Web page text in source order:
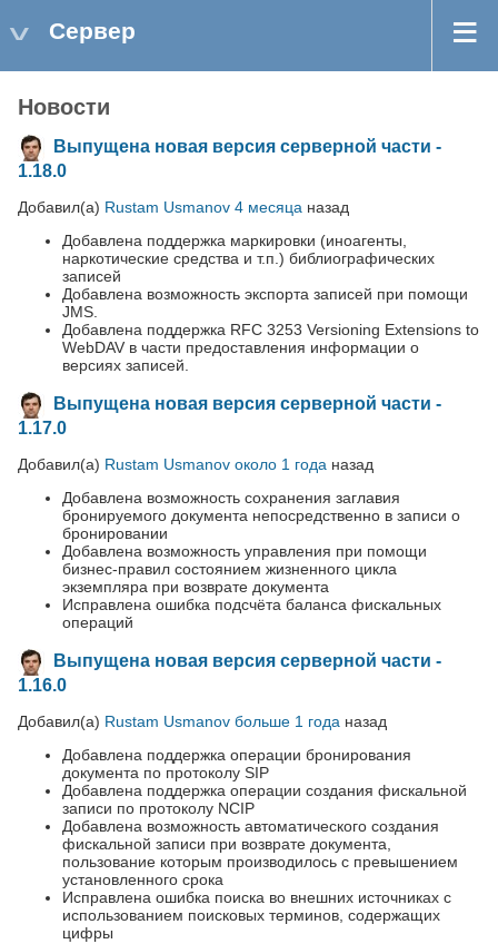
Сервер
Новости
Выпущена новая версия серверной части -
1.18.0
Добавил(а) Rustam Usmanov 4 месяца назад
Добавлена поддержка маркировки (иноагенты,
наркотические средства и т.п.) библиографических
записей
Добавлена возможность экспорта записей при помощи
JMS.
Добавлена поддержка RFC 3253 Versioning Extensions to
WebDAV в части предоставления информации о
версиях записей.
Выпущена новая версия серверной части -
1.17.0
Добавил(а) Rustam Usmanov около 1 года назад
Добавлена возможность сохранения заглавия
бронируемого документа непосредственно в записи о
бронировании
Добавлена возможность управления при помощи
бизнес-правил состоянием жизненного цикла
экземпляра при возврате документа
Исправлена ошибка подсчёта баланса фискальных
операций
Выпущена новая версия серверной части -
1.16.0
Добавил(а) Rustam Usmanov больше 1 года назад
Добавлена поддержка операции бронирования
документа по протоколу SIP
Добавлена поддержка операции создания фискальной
записи по протоколу NCIP
Добавлена возможность автоматического создания
фискальной записи при возврате документа,
пользование которым производилось с превышением
установленного срока
Исправлена ошибка поиска во внешних источниках с
использованием поисковых терминов, содержащих
цифры